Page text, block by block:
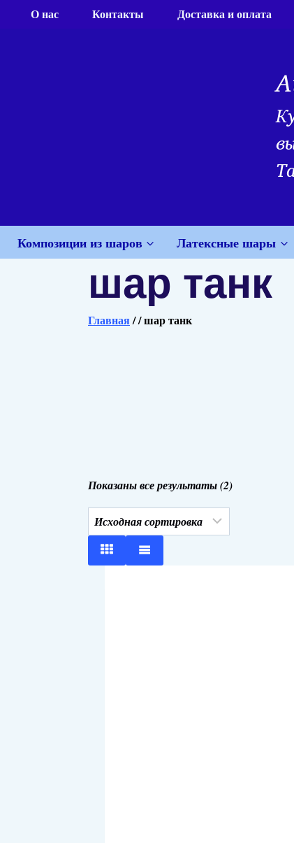
ПерейтиО нас Контакты Доставка и оплата
Композиции из шаров Латексные шары
шар танк
Главная//шар танк
Показаны все результаты (2)